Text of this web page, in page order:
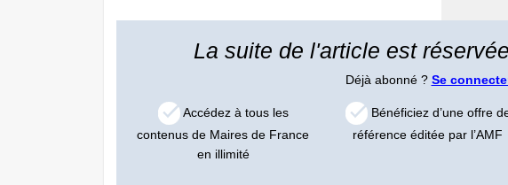
La suite de l'article est
Déjà abonné ? Se
Accédez à tous les
contenus de Maires de France
en illimité
Bénéficiez d’une offre
référence éditée par l’AMF